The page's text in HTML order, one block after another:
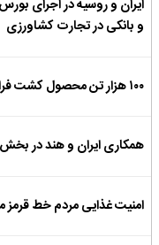
ایران و روسیه در اجرای
و بانکی در تجارت کشاورزی‌
۱۰۰ هزار تن محصول کشت فراسرزمینی وارد کشور شد
همکاری ایران و هند در
امنیت غذایی مردم خط